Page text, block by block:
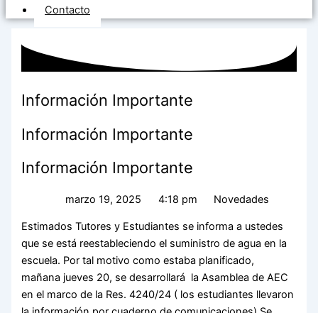
Contacto
Información Importante
Información Importante
Información Importante
marzo 19, 2025 4:18 pm Novedades
Estimados Tutores y Estudiantes se informa a ustedes
que se está reestableciendo el suministro de agua en la
escuela. Por tal motivo como estaba planificado,
mañana jueves 20, se desarrollará la Asamblea de AEC
en el marco de la Res. 4240/24 ( los estudiantes llevaron